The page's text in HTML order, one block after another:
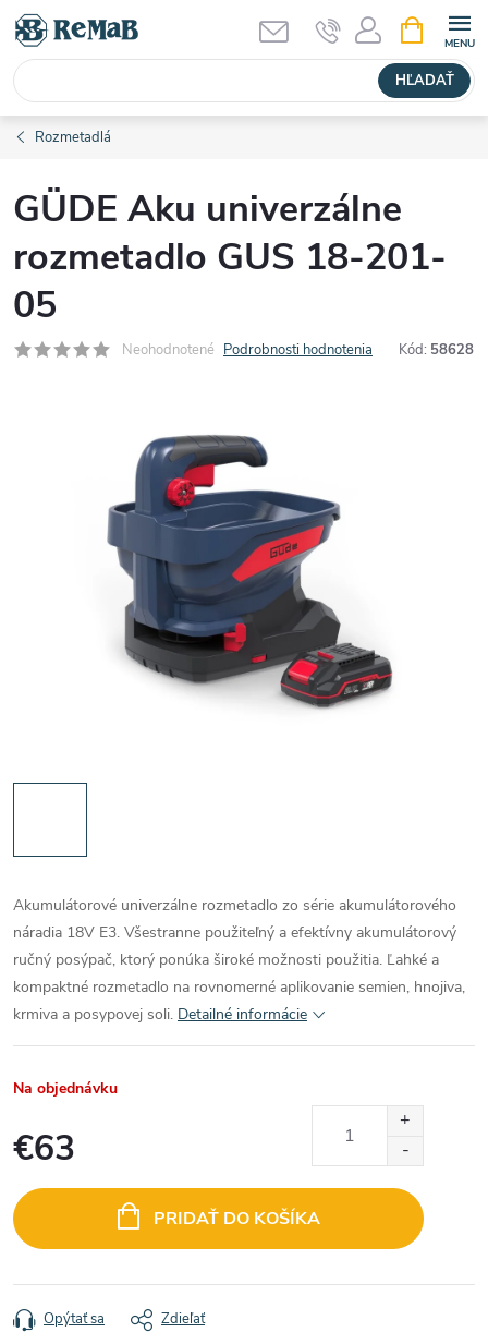
Prejsť
obsah
HĽADAŤ
KOŠÍK
Rozmetadlá
GÜDE Aku univerzálne
rozmetadlo GUS 18-201-
05
Neohodnotené Podrobnosti hodnotenia Kód: 58628
Akumulátorové univerzálne rozmetadlo zo série akumulátorového
náradia 18V E3. Všestranne použiteľný a efektívny akumulátorový
ručný posýpač, ktorý ponúka široké možnosti použitia. Ľahké a
kompaktné rozmetadlo na rovnomerné aplikovanie semien, hnojiva,
krmiva a posypovej soli. Detailné informácie
Na objednávku
€63
cena:
PRIDAŤ DO KOŠÍKA
Opýtať sa Zdieľať